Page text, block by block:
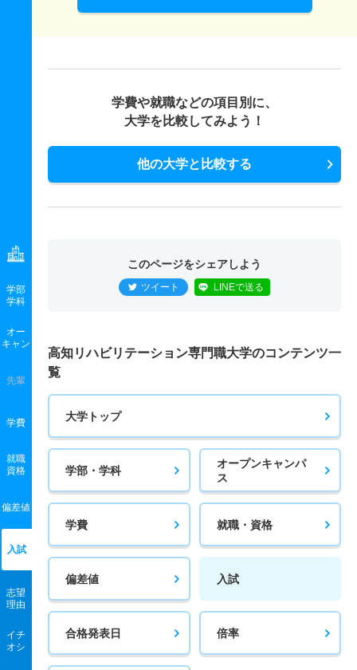
学部
学科
オー
キャン
先輩
学費
就職
資格
偏差値
入試
志望
理由
イチ
オシ
学費や就職などの項目別に、
大学を比較してみよう！
他の大学と比較する
このページをシェアしよう
ツイート LINEで送る
高知リハビリテーション専門職大学のコンテンツ一
覧
大学トップ
学部・学科
オープンキャンパ
ス
学費 就職・資格
偏差値 入試
合格発表日 倍率